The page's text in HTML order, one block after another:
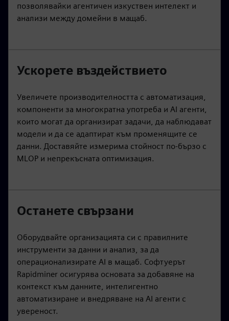
позволявайки агентичен изкуствен интелект и
анализи между домейни в мащаб.
Ускорете въздействието
Увеличете производителността с автоматизация,
компоненти за многократна употреба и AI агенти,
които могат да организират задачи, да наблюдават
модели и да се адаптират към променящите се
данни. Доставяйте измерима стойност по-бързо с
MLOP и непрекъсната оптимизация.
Останете свързани
Оборудвайте организацията си с правилните
инструменти за данни и анализ, за да
операционализирате AI в мащаб. Софтуерът
Rapidminer осигурява основата за добавяне на
контекст към данните, интелигентно
автоматизиране и внедряване на AI агенти с
увереност.